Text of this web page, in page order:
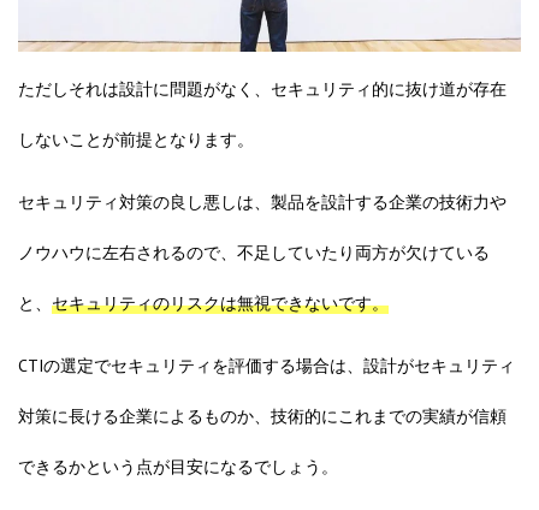
ただしそれは設計に問題がなく、セキュリティ的に抜け道が存在
しないことが前提となります。
セキュリティ対策の良し悪しは、製品を設計する企業の技術力や
ノウハウに左右されるので、不足していたり両方が欠けている
と、 セキュリティのリスクは無視できないです。
CTIの選定でセキュリティを評価する場合は、設計がセキュリティ
対策に長ける企業によるものか、技術的にこれまでの実績が信頼
できるかという点が目安になるでしょう。